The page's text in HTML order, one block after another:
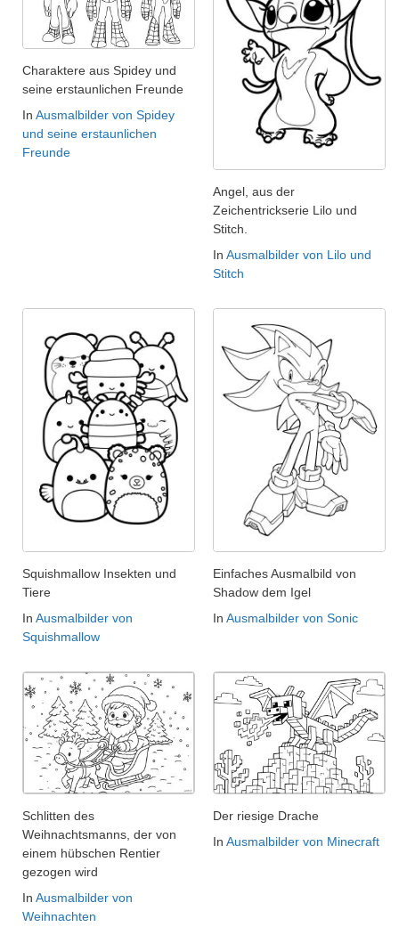
Charaktere aus Spidey und
seine erstaunlichen Freunde
In Ausmalbilder von Spidey
und seine erstaunlichen
Freunde
Angel, aus der
Zeichentrickserie Lilo und
Stitch.
In Ausmalbilder von Lilo und
Stitch
Squishmallow Insekten und
Tiere
In Ausmalbilder von
Squishmallow
Einfaches Ausmalbild von
Shadow dem Igel
In Ausmalbilder von Sonic
Schlitten des
Weihnachtsmanns, der von
einem hübschen Rentier
gezogen wird
In Ausmalbilder von
Weihnachten
Der riesige Drache
In Ausmalbilder von Minecraft